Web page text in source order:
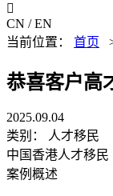

CN / EN
当前位置： 首页
恭喜客户高
2025.09.04
类别：
人才移民
中国香港人才移民
案例概述